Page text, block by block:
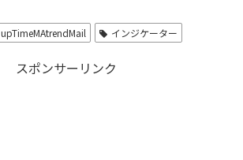
upTimeMAtrendMail インジケーター
スポンサーリンク